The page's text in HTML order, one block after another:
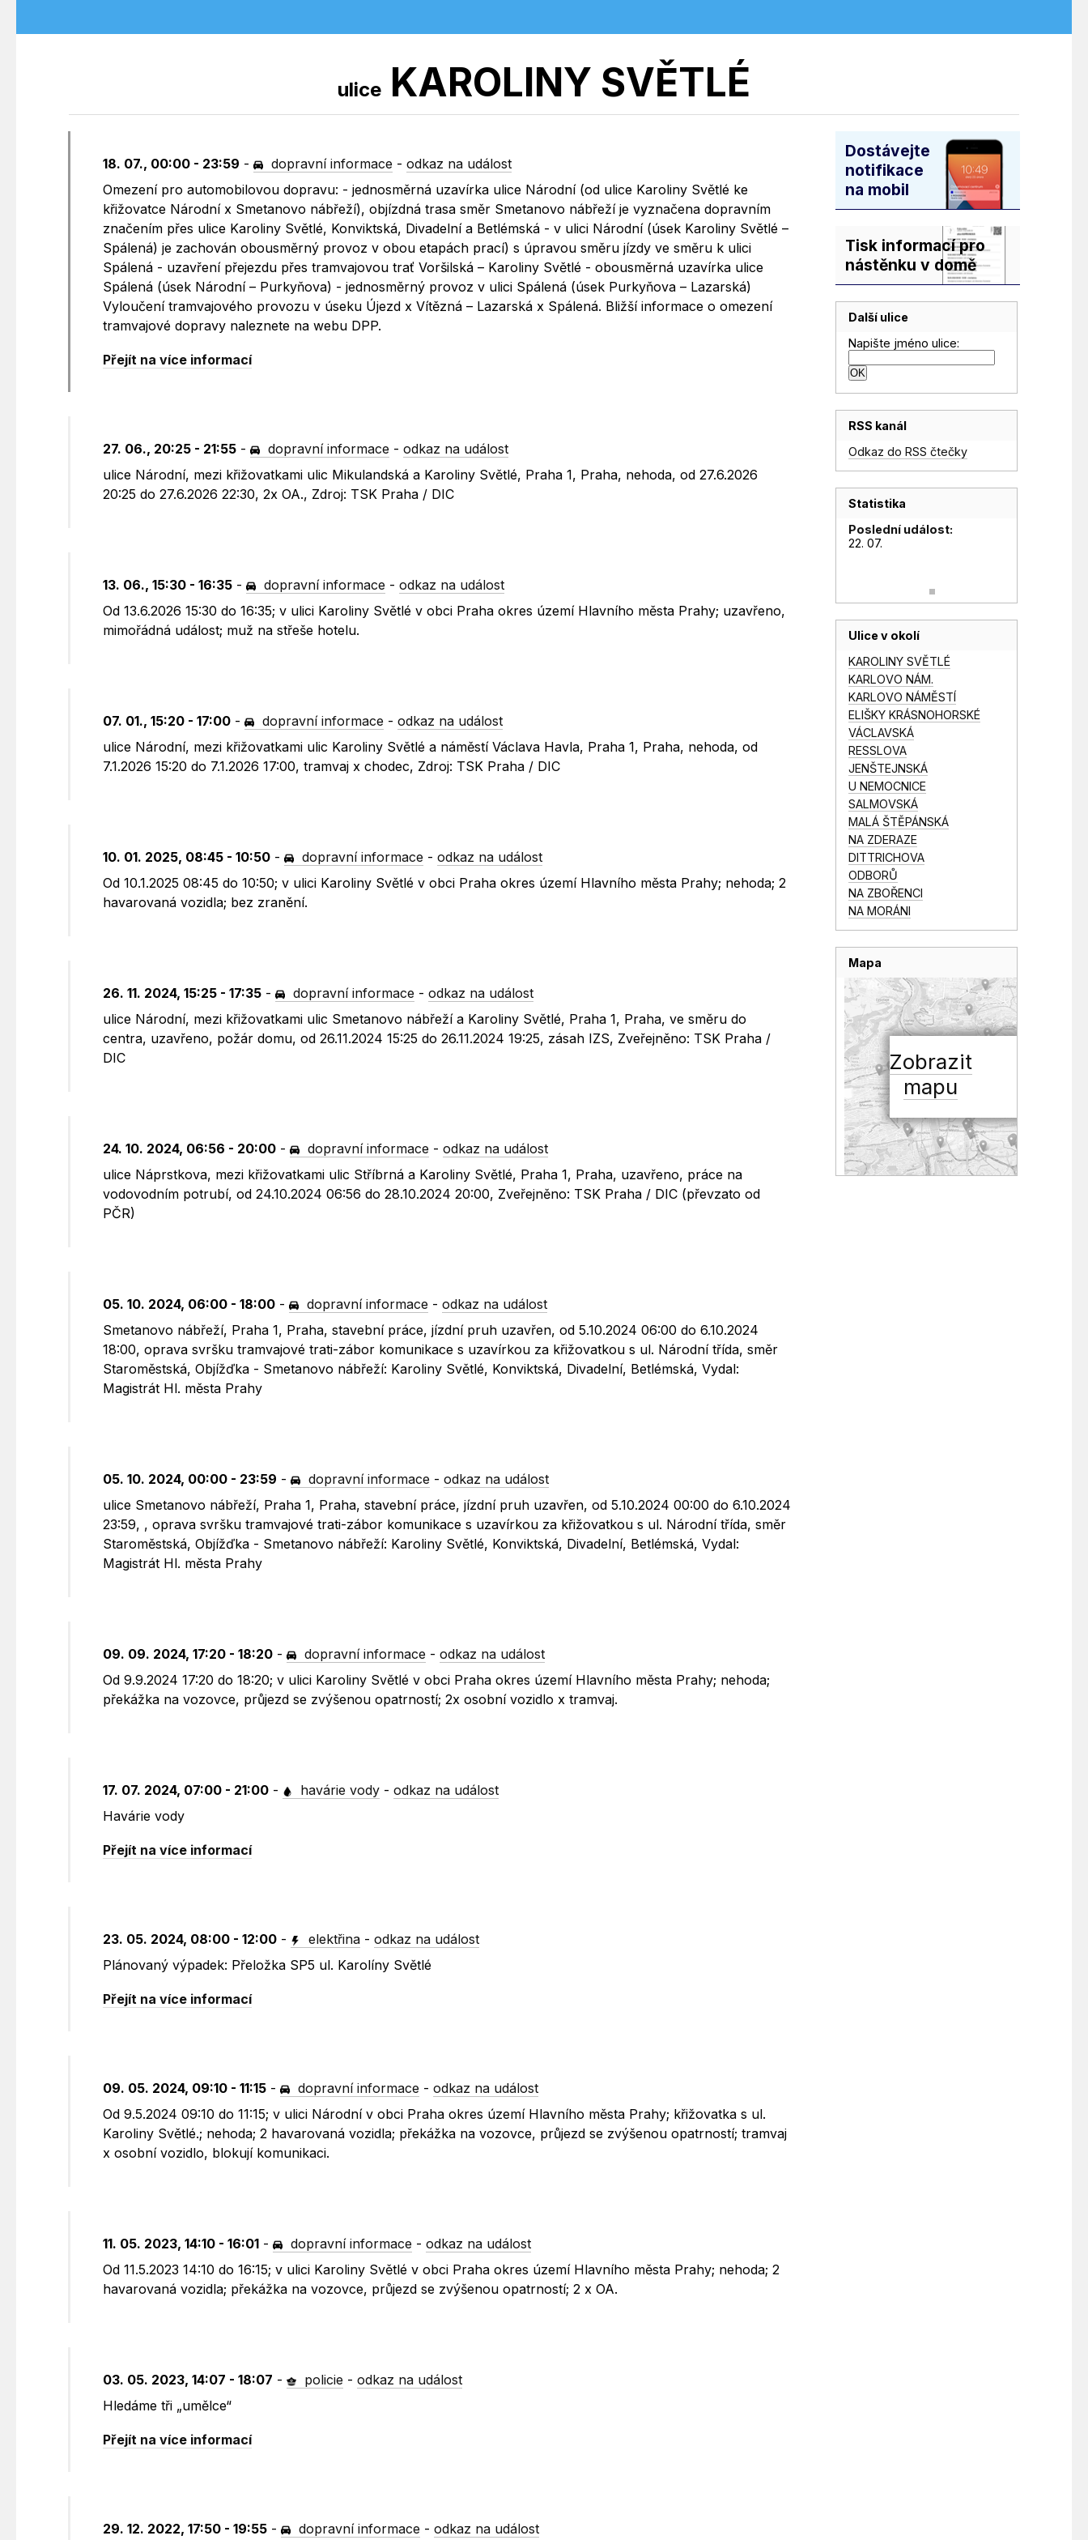
ulice KAROLINY SVĚTLÉ
18. 07., 00:00 - 23:59 - dopravní informace -odkaz na událost
Omezení pro automobilovou dopravu: - jednosměrná uzavírka ulice Národní (od ulice Karoliny Světlé ke
křižovatce Národní x Smetanovo nábřeží), objízdná trasa směr Smetanovo nábřeží je vyznačena dopravním
značením přes ulice Karoliny Světlé, Konviktská, Divadelní a Betlémská - v ulici Národní (úsek Karoliny Světlé –
Spálená) je zachován obousměrný provoz v obou etapách prací) s úpravou směru jízdy ve směru k ulici
Spálená - uzavření přejezdu přes tramvajovou trať Voršilská – Karoliny Světlé - obousměrná uzavírka ulice
Spálená (úsek Národní – Purkyňova) - jednosměrný provoz v ulici Spálená (úsek Purkyňova – Lazarská)
Vyloučení tramvajového provozu v úseku Újezd x Vítězná – Lazarská x Spálená. Bližší informace o omezení
tramvajové dopravy naleznete na webu DPP.
Přejít na více informací
27. 06., 20:25 - 21:55 - dopravní informace -odkaz na událost
ulice Národní, mezi křižovatkami ulic Mikulandská a Karoliny Světlé, Praha 1, Praha, nehoda, od 27.6.2026
20:25 do 27.6.2026 22:30, 2x OA., Zdroj: TSK Praha / DIC
13. 06., 15:30 - 16:35 - dopravní informace -odkaz na událost
Od 13.6.2026 15:30 do 16:35; v ulici Karoliny Světlé v obci Praha okres území Hlavního města Prahy; uzavřeno,
mimořádná událost; muž na střeše hotelu.
07. 01., 15:20 - 17:00 - dopravní informace -odkaz na událost
ulice Národní, mezi křižovatkami ulic Karoliny Světlé a náměstí Václava Havla, Praha 1, Praha, nehoda, od
7.1.2026 15:20 do 7.1.2026 17:00, tramvaj x chodec, Zdroj: TSK Praha / DIC
10. 01. 2025, 08:45 - 10:50 - dopravní informace -odkaz na událost
Od 10.1.2025 08:45 do 10:50; v ulici Karoliny Světlé v obci Praha okres území Hlavního města Prahy; nehoda; 2
havarovaná vozidla; bez zranění.
26. 11. 2024, 15:25 - 17:35 - dopravní informace -odkaz na událost
ulice Národní, mezi křižovatkami ulic Smetanovo nábřeží a Karoliny Světlé, Praha 1, Praha, ve směru do
centra, uzavřeno, požár domu, od 26.11.2024 15:25 do 26.11.2024 19:25, zásah IZS, Zveřejněno: TSK Praha /
DIC
24. 10. 2024, 06:56 - 20:00 - dopravní informace -odkaz na událost
ulice Náprstkova, mezi křižovatkami ulic Stříbrná a Karoliny Světlé, Praha 1, Praha, uzavřeno, práce na
vodovodním potrubí, od 24.10.2024 06:56 do 28.10.2024 20:00, Zveřejněno: TSK Praha / DIC (převzato od
PČR)
05. 10. 2024, 06:00 - 18:00 - dopravní informace -odkaz na událost
Smetanovo nábřeží, Praha 1, Praha, stavební práce, jízdní pruh uzavřen, od 5.10.2024 06:00 do 6.10.2024
18:00, oprava svršku tramvajové trati-zábor komunikace s uzavírkou za křižovatkou s ul. Národní třída, směr
Staroměstská, Objížďka - Smetanovo nábřeží: Karoliny Světlé, Konviktská, Divadelní, Betlémská, Vydal:
Magistrát Hl. města Prahy
05. 10. 2024, 00:00 - 23:59 - dopravní informace -odkaz na událost
ulice Smetanovo nábřeží, Praha 1, Praha, stavební práce, jízdní pruh uzavřen, od 5.10.2024 00:00 do 6.10.2024
23:59, , oprava svršku tramvajové trati-zábor komunikace s uzavírkou za křižovatkou s ul. Národní třída, směr
Staroměstská, Objížďka - Smetanovo nábřeží: Karoliny Světlé, Konviktská, Divadelní, Betlémská, Vydal:
Magistrát Hl. města Prahy
09. 09. 2024, 17:20 - 18:20 - dopravní informace -odkaz na událost
Od 9.9.2024 17:20 do 18:20; v ulici Karoliny Světlé v obci Praha okres území Hlavního města Prahy; nehoda;
překážka na vozovce, průjezd se zvýšenou opatrností; 2x osobní vozidlo x tramvaj.
17. 07. 2024, 07:00 - 21:00 - havárie vody -odkaz na událost
Havárie vody
Přejít na více informací
23. 05. 2024, 08:00 - 12:00 - elektřina -odkaz na událost
Plánovaný výpadek: Přeložka SP5 ul. Karolíny Světlé
Přejít na více informací
09. 05. 2024, 09:10 - 11:15 - dopravní informace -odkaz na událost
Od 9.5.2024 09:10 do 11:15; v ulici Národní v obci Praha okres území Hlavního města Prahy; křižovatka s ul.
Karoliny Světlé.; nehoda; 2 havarovaná vozidla; překážka na vozovce, průjezd se zvýšenou opatrností; tramvaj
x osobní vozidlo, blokují komunikaci.
11. 05. 2023, 14:10 - 16:01 - dopravní informace -odkaz na událost
Od 11.5.2023 14:10 do 16:15; v ulici Karoliny Světlé v obci Praha okres území Hlavního města Prahy; nehoda; 2
havarovaná vozidla; překážka na vozovce, průjezd se zvýšenou opatrností; 2 x OA.
03. 05. 2023, 14:07 - 18:07 - policie -odkaz na událost
Hledáme tři „umělce“
Přejít na více informací
29. 12. 2022, 17:50 - 19:55 - dopravní informace -odkaz na událost
Dostávejte
notifikace
na mobil
Tisk informací pro
nástěnku v domě
Další ulice
Napište jméno ulice:
RSS kanál
Odkaz do RSS čtečky
Statistika
Poslední událost:
22. 07.
Ulice v okolí
KAROLINY SVĚTLÉ
KARLOVO NÁM.
KARLOVO NÁMĚSTÍ
ELIŠKY KRÁSNOHORSKÉ
VÁCLAVSKÁ
RESSLOVA
JENŠTEJNSKÁ
U NEMOCNICE
SALMOVSKÁ
MALÁ ŠTĚPÁNSKÁ
NA ZDERAZE
DITTRICHOVA
ODBORŮ
NA ZBOŘENCI
NA MORÁNI
Mapa
Zobrazit
mapu